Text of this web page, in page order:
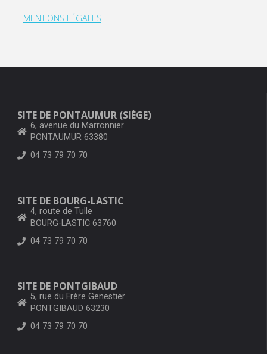
MENTIONS LÉGALES
SITE DE PONTAUMUR (SIÈGE)
6, avenue du Marronnier
PONTAUMUR 63380
04 73 79 70 70
SITE DE BOURG-LASTIC
4, route de Tulle
BOURG-LASTIC 63760
04 73 79 70 70
SITE DE PONTGIBAUD
5, rue du Frère Genestier
PONTGIBAUD 63230
04 73 79 70 70